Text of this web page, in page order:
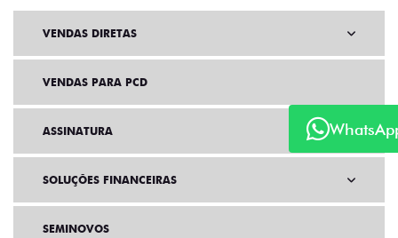
VENDAS DIRETAS
VENDAS PARA PCD
ASSINATURA
SOLUÇÕES FINANCEIRAS
SEMINOVOS